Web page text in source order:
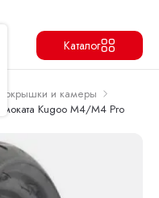
Каталог
Покрышки и камеры
Kugoo M4/M4 Pro
Перейти в корзину